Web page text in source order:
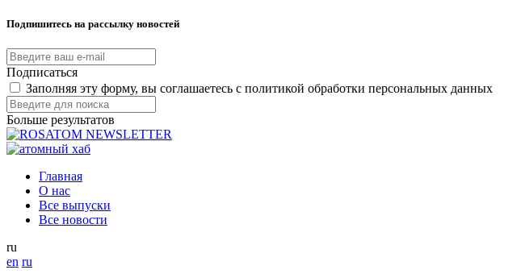
Подпишитесь на рассылку новостей
Подписаться
Заполняя эту форму, вы соглашаетесь с политикой обработки персональных данных
Больше результатов
Главная
О нас
Все выпуски
Все новости
ru
en ru